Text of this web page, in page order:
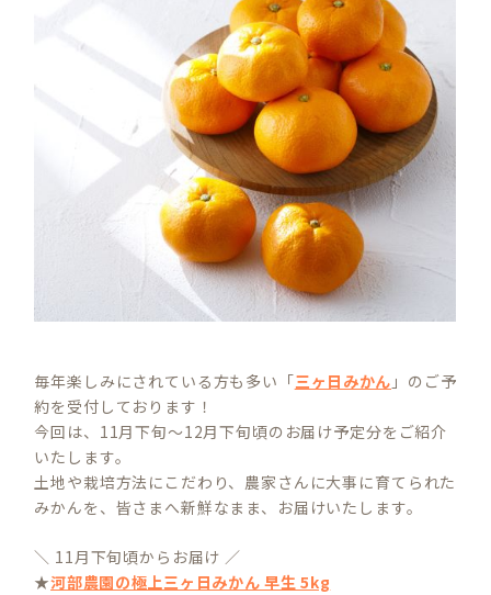
毎年楽しみにされている方も多い「三ヶ日みかん 」のご予
約を受付しております！
今回は、11月下旬～12月下旬頃のお届け予定分をご紹介
いたします。
土地や栽培方法にこだわり、農家さんに大事に育てられた
みかんを、皆さまへ新鮮なまま、お届けいたします。
＼ 11月下旬頃からお届け ／
★河部農園の極上三ヶ日みかん 早生 5kg